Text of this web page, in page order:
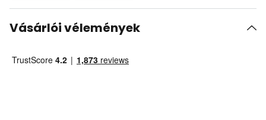
Vásárlói vélemények